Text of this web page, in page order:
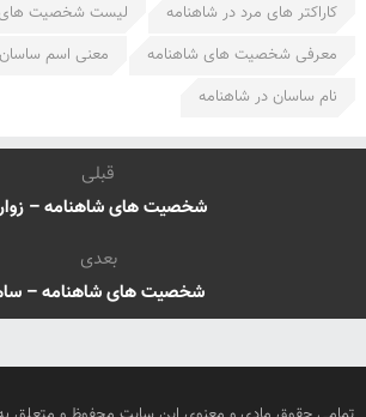
کاراکتر های مرد در شاهنامه
لیست شخصیت های
معرفی شخصیت های شاهنامه
معنی اسم ساسان
نام ساسان در شاهنامه
قبلی
شخصیت های شاهنامه –
بعدی
شخصیت های شاهنامه –